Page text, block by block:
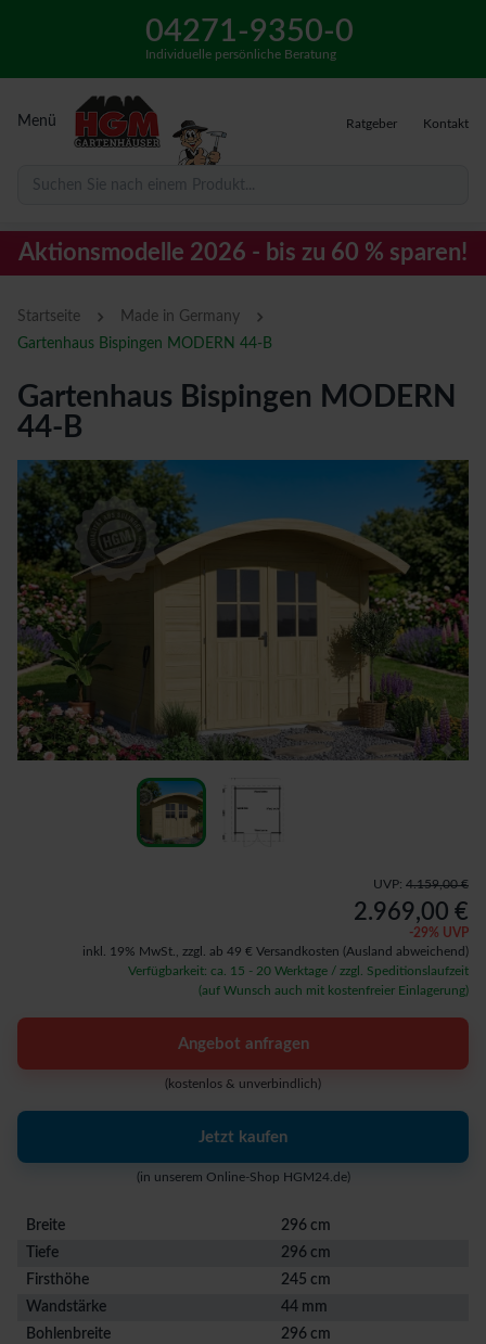
04271-9350-0
Individuelle persönliche Beratung
Menü Ratgeber Kontakt
Suchen Sie nach einem Produkt...
Aktionsmodelle 2026 - bis zu 60 % sparen!
Startseite › Made in Germany ›
Gartenhaus Bispingen MODERN 44-B
Gartenhaus Bispingen MODERN
44-B
UVP: 4.159,00 €
2.969,00 €
-29% UVP
inkl. 19% MwSt., zzgl. ab 49 € Versandkosten (Ausland abweichend)
Verfügbarkeit: ca. 15 - 20 Werktage / zzgl. Speditionslaufzeit
(auf Wunsch auch mit kostenfreier Einlagerung)
Angebot anfragen
(kostenlos & unverbindlich)
Jetzt kaufen
(in unserem Online-Shop HGM24.de)
Breite
296 cm
Tiefe
296 cm
Firsthöhe
245 cm
Wandstärke
44 mm
Bohlenbreite
296 cm